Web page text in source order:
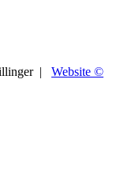
| Website ©